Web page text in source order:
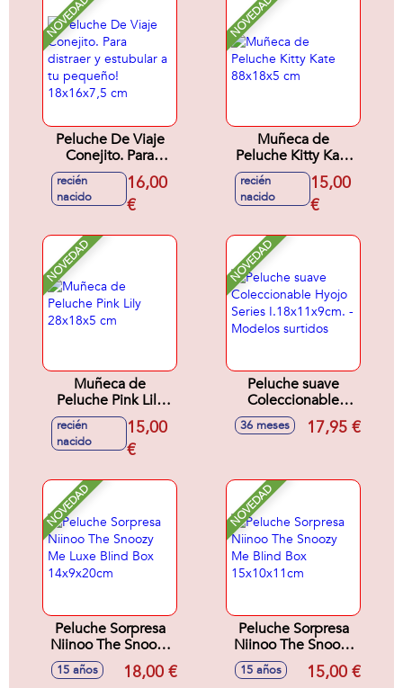
NOVEDAD
Peluche De Viaje
Conejito. Para
distraer y estubular
a tu pequeño!
18x16x7,5 cm
recién
nacido
16,00
€
NOVEDAD
Muñeca de
Peluche Kitty Kate
88x18x5 cm
recién
nacido
15,00
€
NOVEDAD
Muñeca de
Peluche Pink Lily
28x18x5 cm
recién
nacido
15,00
€
NOVEDAD
Peluche suave
Coleccionable
Hyojo Series
I.18x11x9cm. -
36 meses 17,95 €
NOVEDAD
Peluche Sorpresa
Niinoo The Snoozy
Me Luxe Blind Box
14x9x20cm
15 años 18,00 €
NOVEDAD
Peluche Sorpresa
Niinoo The Snoozy
Me Blind Box
15x10x11cm
15 años 15,00 €